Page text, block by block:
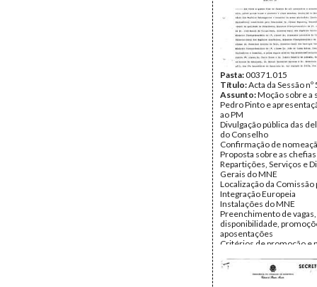
Pasta:00371.015
Título:Acta da Sessão nº
Assunto:Moção sobre a
Pedro Pinto e
ao PM
Divulgação pública das
do Conselho
Confirmação de
Proposta sobre as
Repartições, Serviços e
Gerais do MNE
Localização da Comissão
Integração Europeia
Instalações do MNE
Preenchimento de vagas,
disponibilidade,
aposentações
Critérios de promoção e
votação
Lista ordenada do